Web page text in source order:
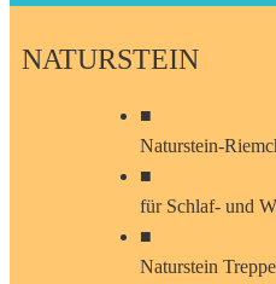
NATURSTEIN
■
Naturstein-
■
für Schlaf- und
■
Naturstein